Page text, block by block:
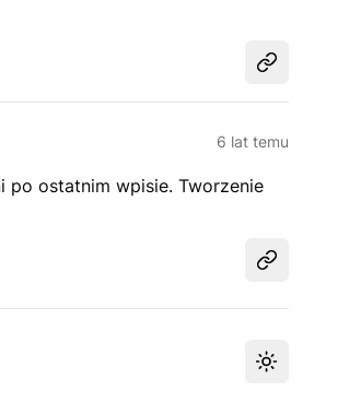
Udostępnij
6 lat temu
po ostatnim wpisie. Tworzenie
Udostępnij
Przełącz